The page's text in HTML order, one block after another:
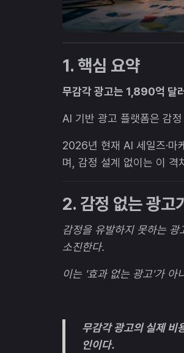
1. 핵심 요약
무감각 광고는 1,890억 달
AI 기반 광고 플랫폼은 감
2026년 현재 AI 세일즈·마
며, 감정 설계 없이는 이 격
2. 감정 없는 광고
감정을 유발하지 못하는
소진한다.
이는 '효과 없는 광고'가 아
무감각 광고의 실제 비
인이다.